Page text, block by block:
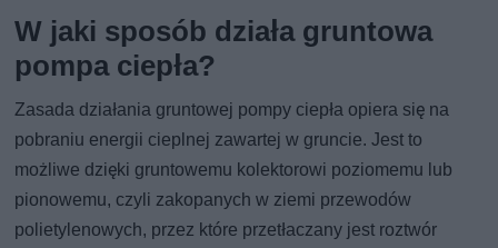
W jaki sposób działa gruntowa
pompa ciepła?
Zasada działania gruntowej pompy ciepła opiera się na
pobraniu energii cieplnej zawartej w gruncie. Jest to
możliwe dzięki gruntowemu kolektorowi poziomemu lub
pionowemu, czyli zakopanych w ziemi przewodów
polietylenowych, przez które przetłaczany jest roztwór